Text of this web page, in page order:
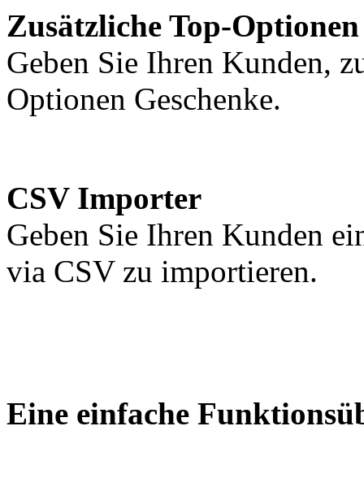
Zusätzliche Top-Optionen
Geben Sie Ihren Kunden,
Optionen Geschenke.
CSV Importer
Geben Sie Ihren Kunden
via CSV zu importieren.
Eine einfache